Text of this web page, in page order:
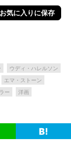
お気に入りに保存
ウディ・ハレルソン
エマ・ストーン
ー 洋画